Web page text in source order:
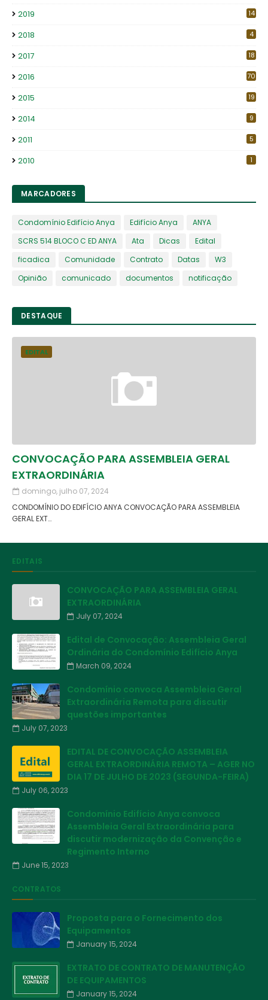
2019 14
2018 4
2017 18
2016 70
2015 19
2014 9
2011 5
2010 1
MARCADORES
Condomínio Edifício Anya Edifício Anya
ANYA
SCRS 514 BLOCO C ED ANYA
Ata Dicas
Edital
ficadica
Comunidade Contrato Datas
W3
Opinião
comunicado documentos notificação
DESTAQUE
EDITAL
CONVOCAÇÃO PARA ASSEMBLEIA GERAL
EXTRAORDINÁRIA
domingo, julho 07, 2024
CONDOMÍNIO DO EDIFÍCIO ANYA CONVOCAÇÃO PARA ASSEMBLEIA
GERAL EXT…
EDITAIS
CONVOCAÇÃO PARA ASSEMBLEIA GERAL
EXTRAORDINÁRIA
July 07, 2024
Edital de Convocação: Assembleia Geral
Ordinária do Condomínio Edifício Anya
March 09, 2024
Condomínio convoca Assembleia Geral
Extraordinária Remota para discutir
questões importantes
July 07, 2023
EDITAL DE CONVOCAÇÃO ASSEMBLEIA
GERAL EXTRAORDINÁRIA REMOTA – AGER NO
DIA 17 DE JULHO DE 2023 (SEGUNDA-FEIRA)
July 06, 2023
Condomínio Edifício Anya convoca
Assembleia Geral Extraordinária para
discutir modernização da Convenção e
Regimento Interno
June 15, 2023
CONTRATOS
Proposta para o Fornecimento dos
Equipamentos
January 15, 2024
EXTRATO DE CONTRATO DE MANUTENÇÃO
DE EQUIPAMENTOS
January 15, 2024